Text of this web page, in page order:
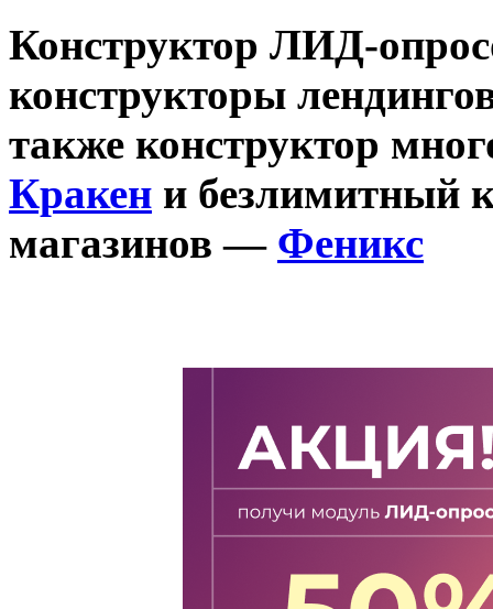
Конструктор ЛИД-
конструкторы
также конструктор
Кракен и безлимитный
магазинов— Феникс